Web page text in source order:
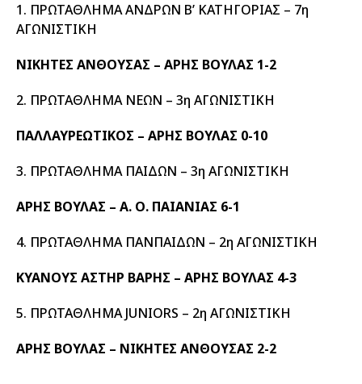
1. ΠΡΩΤΑΘΛΗΜΑ ΑΝΔΡΩΝ Β’ ΚΑΤΗΓΟΡΙΑΣ – 7η
ΑΓΩΝΙΣΤΙΚΗ
ΝΙΚΗΤΕΣ ΑΝΘΟΥΣΑΣ – ΑΡΗΣ ΒΟΥΛΑΣ 1-2
2. ΠΡΩΤΑΘΛΗΜΑ ΝΕΩΝ – 3η ΑΓΩΝΙΣΤΙΚΗ
ΠΑΛΛΑΥΡΕΩΤΙΚΟΣ – ΑΡΗΣ ΒΟΥΛΑΣ 0-10
3. ΠΡΩΤΑΘΛΗΜΑ ΠΑΙΔΩΝ – 3η ΑΓΩΝΙΣΤΙΚΗ
ΑΡΗΣ ΒΟΥΛΑΣ – Α. Ο. ΠΑΙΑΝΙΑΣ 6-1
4. ΠΡΩΤΑΘΛΗΜΑ ΠΑΝΠΑΙΔΩΝ – 2η ΑΓΩΝΙΣΤΙΚΗ
ΚΥΑΝΟΥΣ ΑΣΤΗΡ ΒΑΡΗΣ – ΑΡΗΣ ΒΟΥΛΑΣ 4-3
5. ΠΡΩΤΑΘΛΗΜΑ JUNIORS – 2η ΑΓΩΝΙΣΤΙΚΗ
ΑΡΗΣ ΒΟΥΛΑΣ – ΝΙΚΗΤΕΣ ΑΝΘΟΥΣΑΣ 2-2